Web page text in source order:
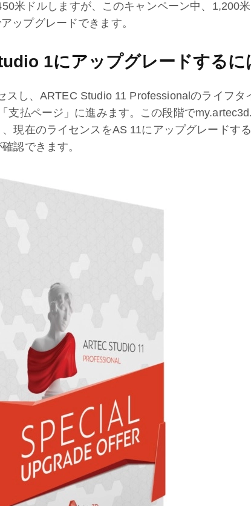
米ドルしますが、このキャンペーン中、1,200
ップグレードできます。
1にアップグレードするに
スし、ARTEC Studio 11 Professionalのライフタ
支払ページ」に進みます。この段階で
現在のライセンスをAS 11にアップグレードす
認できます。